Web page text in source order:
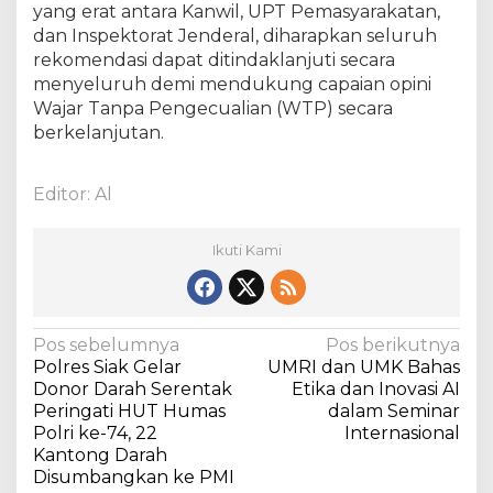
k
t
o
r
a
yang erat antara Kanwil, UPT Pemasyarakatan,
dan Inspektorat Jenderal, diharapkan seluruh
rekomendasi dapat ditindaklanjuti secara
menyeluruh demi mendukung capaian opini
Wajar Tanpa Pengecualian (WTP) secara
berkelanjutan.
Editor: Al
Ikuti Kami
N
a
v
i
g
Pos sebelumnya
Polres Siak Gelar
Donor Darah Serentak
Peringati HUT Humas
Polri ke-74, 22
Kantong Darah
Disumbangkan ke PMI
Pos berikutnya
UMRI dan UMK Bahas
Etika dan Inovasi AI
dalam Seminar
Internasional